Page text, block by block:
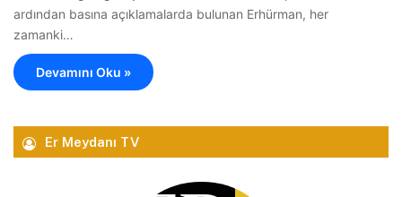
ardından basına açıklamalarda bulunan Erhürman, her
zamanki…
Devamını Oku »
Er Meydanı TV